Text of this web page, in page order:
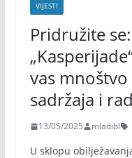
VIJESTI
Pridružite
vas
sadržaja i
13/05/2025 mladibl
U sklopu